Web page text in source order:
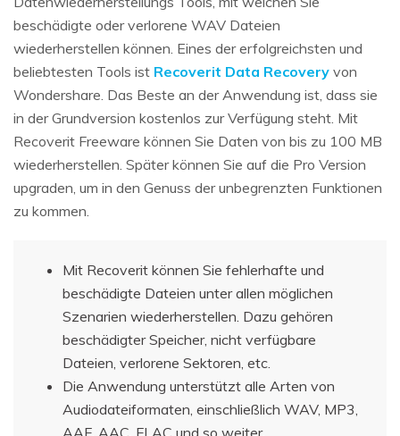
beschädigte oder verlorene WAV Dateien
wiederherstellen können. Eines der erfolgreichsten und
beliebtesten Tools ist Recoverit Data Recovery von
Wondershare. Das Beste an der Anwendung ist, dass sie
in der Grundversion kostenlos zur Verfügung steht. Mit
Recoverit Freeware können Sie Daten von bis zu 100 MB
wiederherstellen. Später können Sie auf die Pro Version
upgraden, um in den Genuss der unbegrenzten Funktionen
zu kommen.
Mit Recoverit können Sie fehlerhafte und
beschädigte Dateien unter allen möglichen
Szenarien wiederherstellen. Dazu gehören
beschädigter Speicher, nicht verfügbare
Dateien, verlorene Sektoren, etc.
Die Anwendung unterstützt alle Arten von
Audiodateiformaten, einschließlich WAV, MP3,